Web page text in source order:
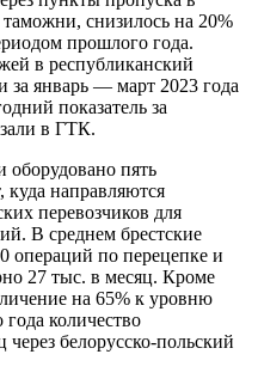
таможни, снизилось на 20%
прошлого года.
в республиканский
за январь — март 2023 года
показатель за
в ГТК.
оборудовано пять
куда направляются
перевозчиков для
В среднем брестские
операций по перецепке и
27 тыс. в месяц. Кроме
на 65% к уровню
количество
белорусско-польский